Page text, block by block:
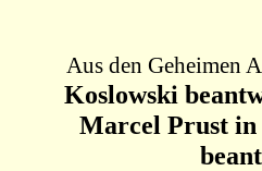
Aus den Geheimen
Koslowski
Marcel Prust